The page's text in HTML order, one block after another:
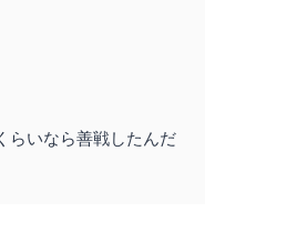
らいなら善戦したんだ